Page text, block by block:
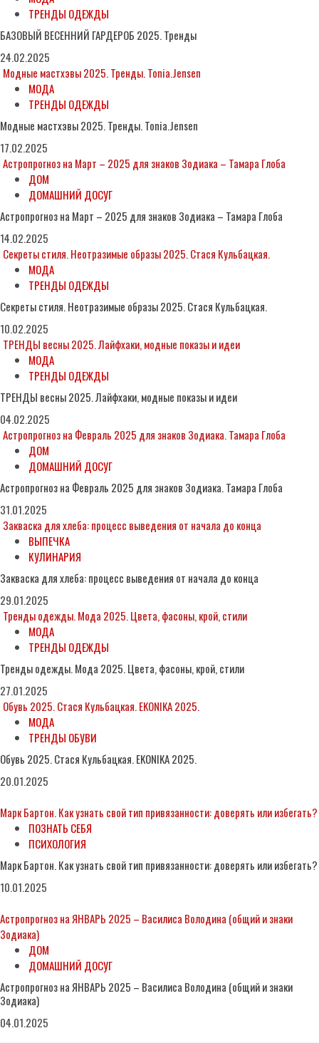
ТРЕНДЫ ОДЕЖДЫ
БАЗОВЫЙ ВЕСЕННИЙ ГАРДЕРОБ 2025. Тренды
24.02.2025
Модные мастхэвы 2025. Тренды. Tonia.Jensen
МОДА
ТРЕНДЫ ОДЕЖДЫ
Модные мастхэвы 2025. Тренды. Tonia.Jensen
17.02.2025
Астропрогноз на Март – 2025 для знаков Зодиака – Тамара Глоба
ДОМ
ДОМАШНИЙ ДОСУГ
Астропрогноз на Март – 2025 для знаков Зодиака – Тамара Глоба
14.02.2025
Секреты стиля. Неотразимые образы 2025. Стася Кульбацкая.
МОДА
ТРЕНДЫ ОДЕЖДЫ
Секреты стиля. Неотразимые образы 2025. Стася Кульбацкая.
10.02.2025
ТРЕНДЫ весны 2025. Лайфхаки, модные показы и идеи
МОДА
ТРЕНДЫ ОДЕЖДЫ
ТРЕНДЫ весны 2025. Лайфхаки, модные показы и идеи
04.02.2025
Астропрогноз на Февраль 2025 для знаков Зодиака. Тамара Глоба
ДОМ
ДОМАШНИЙ ДОСУГ
Астропрогноз на Февраль 2025 для знаков Зодиака. Тамара Глоба
31.01.2025
Закваска для хлеба: процесс выведения от начала до конца
ВЫПЕЧКА
КУЛИНАРИЯ
Закваска для хлеба: процесс выведения от начала до конца
29.01.2025
Тренды одежды. Мода 2025. Цвета, фасоны, крой, стили
МОДА
ТРЕНДЫ ОДЕЖДЫ
Тренды одежды. Мода 2025. Цвета, фасоны, крой, стили
27.01.2025
Обувь 2025. Стася Кульбацкая. EKONIKA 2025.
МОДА
ТРЕНДЫ ОБУВИ
Обувь 2025. Стася Кульбацкая. EKONIKA 2025.
20.01.2025
Марк Бартон. Как узнать свой тип привязанности: доверять или избегать?
ПОЗНАТЬ СЕБЯ
ПСИХОЛОГИЯ
Марк Бартон. Как узнать свой тип привязанности: доверять или избегать?
10.01.2025
Астропрогноз на ЯНВАРЬ 2025 – Василиса Володина (общий и знаки
Зодиака)
ДОМ
ДОМАШНИЙ ДОСУГ
Астропрогноз на ЯНВАРЬ 2025 – Василиса Володина (общий и знаки
Зодиака)
04.01.2025